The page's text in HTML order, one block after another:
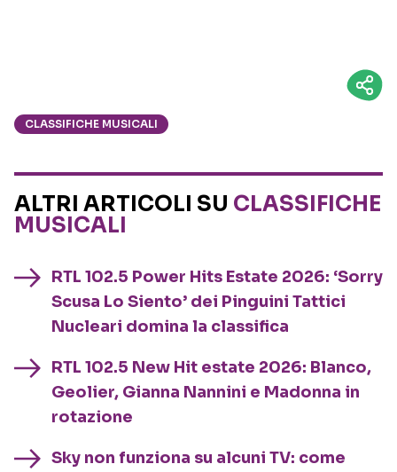
CLASSIFICHE MUSICALI
ALTRI ARTICOLI SU CLASSIFICHE
MUSICALI
RTL 102.5 Power Hits Estate 2026: ‘Sorry
Scusa Lo Siento’ dei Pinguini Tattici
Nucleari domina la classifica
RTL 102.5 New Hit estate 2026: Blanco,
Geolier, Gianna Nannini e Madonna in
rotazione
Sky non funziona su alcuni TV: come